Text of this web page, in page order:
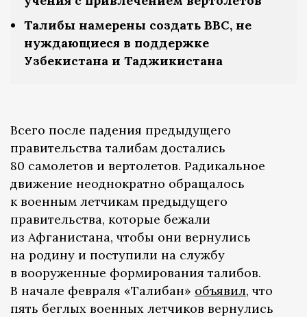
Талибы намерены создать ВВС, не
нуждающиеся в поддержке
Узбекистана и Таджикистана
Всего после падения предыдущего
правительства талибам достались
80 самолетов и вертолетов. Радикальное
движение неоднократно обращалось
к военным летчикам предыдущего
правительства, которые бежали
из Афганистана, чтобы они вернулись
на родину и поступили на службу
в вооруженные формирования талибов.
В начале февраля «Талибан» объявил, что
пять беглых военных летчиков вернулись